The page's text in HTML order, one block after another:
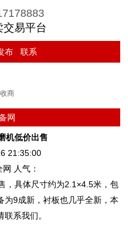
交易平台
布 联系
商
网
机低价出售
21:35:00
人气：
，具体尺寸约为2.1×4.5米，包
为9成新，衬板也几乎全新，本
系我们。